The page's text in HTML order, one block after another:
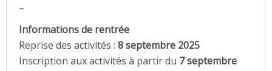
–
Informations de rentrée
Reprise des activités : 8 septembre 2025
Inscription aux activités à partir du 7 septembre